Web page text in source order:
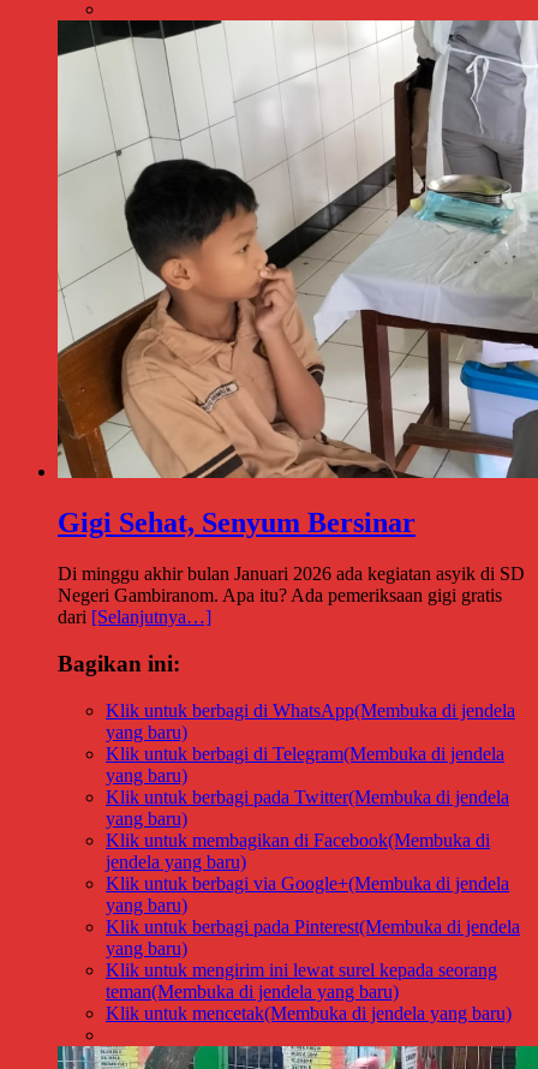
Gigi Sehat, Senyum Bersinar
Di minggu akhir bulan Januari 2026 ada kegiatan asyik di SD
Negeri Gambiranom. Apa itu? Ada pemeriksaan gigi gratis
dari [Selanjutnya…]
Bagikan ini:
Klik untuk berbagi di WhatsApp(Membuka di jendela
yang baru)
Klik untuk berbagi di Telegram(Membuka di jendela
yang baru)
Klik untuk berbagi pada Twitter(Membuka di jendela
yang baru)
Klik untuk membagikan di Facebook(Membuka di
jendela yang baru)
Klik untuk berbagi via Google+(Membuka di jendela
yang baru)
Klik untuk berbagi pada Pinterest(Membuka di jendela
yang baru)
Klik untuk mengirim ini lewat surel kepada seorang
teman(Membuka di jendela yang baru)
Klik untuk mencetak(Membuka di jendela yang baru)